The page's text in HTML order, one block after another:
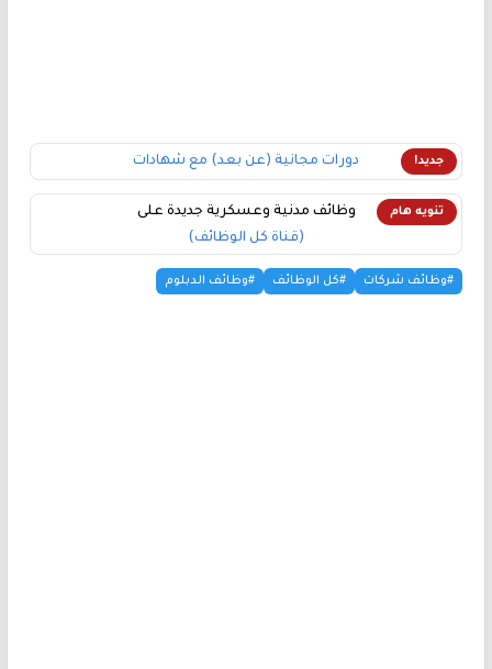
جديد! دورات مجانية (عن بعد) مع شهادات
تنويه هام
وظائف مدنية وعسكرية جديدة على
(قناة كل الوظائف)
#وظائف شركات #كل الوظائف #وظائف الدبلوم